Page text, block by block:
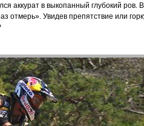
аккурат в выкопанный глубокий ров.
отмерь». Увидев препятствие или